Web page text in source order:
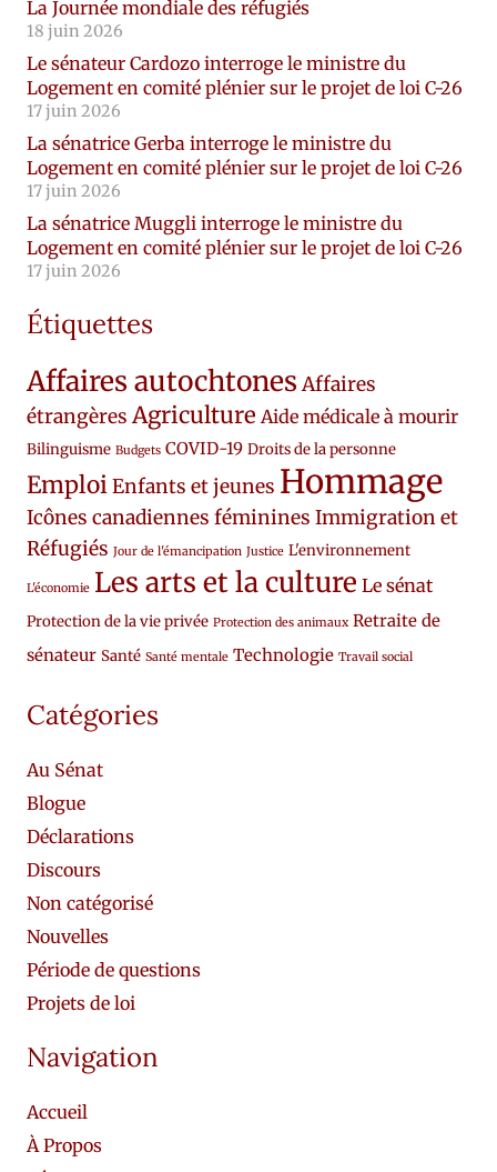
La Journée mondiale des réfugiés
18 juin 2026
Le sénateur Cardozo interroge le ministre du
Logement en comité plénier sur le projet de loi C-26
17 juin 2026
La sénatrice Gerba interroge le ministre du
Logement en comité plénier sur le projet de loi C-26
17 juin 2026
La sénatrice Muggli interroge le ministre du
Logement en comité plénier sur le projet de loi C-26
17 juin 2026
Étiquettes
Affaires autochtones Affaires
étrangères Agriculture Aide médicale à mourir
Bilinguisme Budgets COVID-19 Droits de la personne
EmploiEnfants et jeunes Hommage
Icônes canadiennes féminines Immigration et
Réfugiés Jour de l'émancipation Justice L'environnement
L'économie Les arts et la culture Le sénat
Protection de la vie privée Protection des animaux Retraite de
sénateur Santé Santé mentale Technologie Travail social
Catégories
Au Sénat
Blogue
Déclarations
Discours
Non catégorisé
Nouvelles
Période de questions
Projets de loi
Navigation
Accueil
À Propos